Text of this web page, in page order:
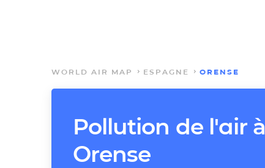
WORLD AIR MAP ESPAGNE ORENSE
Pollution de l'air à
Orense